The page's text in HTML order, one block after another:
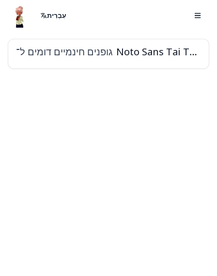
עִבְרִית
גופנים חינמיים דומים ל־ Noto Sans Tai Tham